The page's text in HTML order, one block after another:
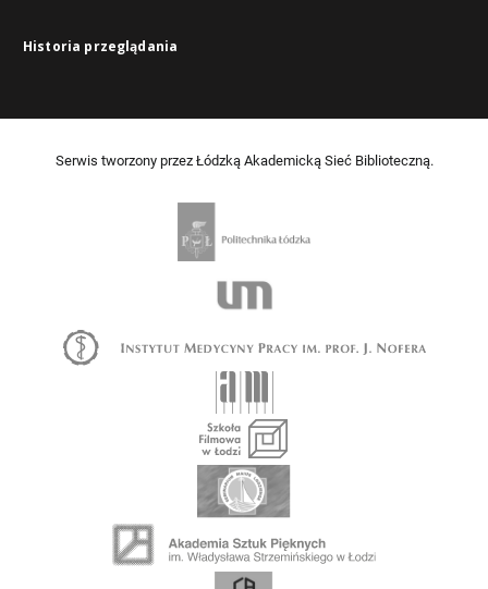
Historia przeglądania
Serwis tworzony przez Łódzką Akademicką Sieć Biblioteczną.